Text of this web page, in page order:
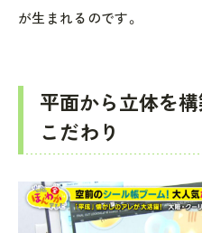
が生まれるのです。
平面から立体を
こだわり